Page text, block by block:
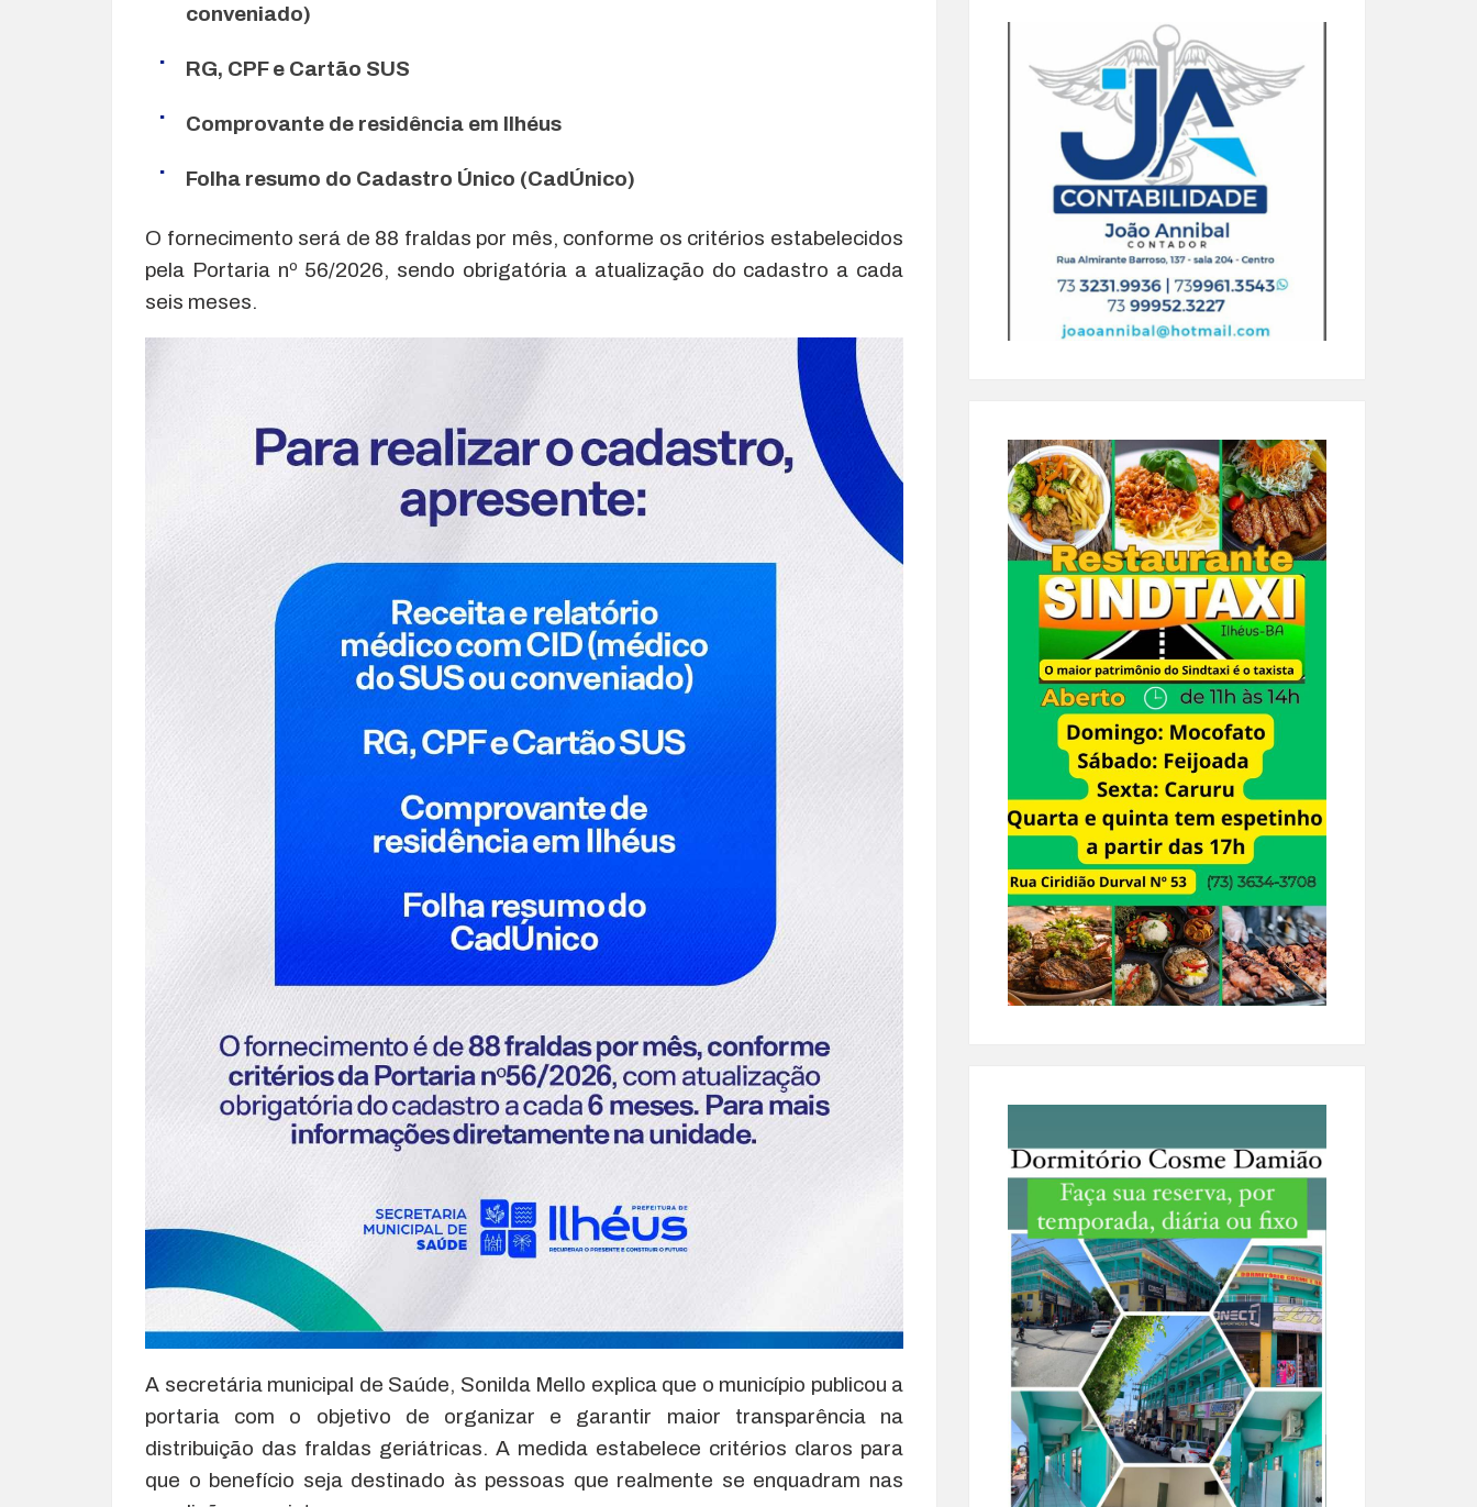
conveniado)
RG, CPF e Cartão SUS
Comprovante de residência em Ilhéus
Folha resumo do Cadastro Único (CadÚnico)
O fornecimento será de 88 fraldas por mês, conforme os critérios estabelecidos
pela Portaria nº 56/2026, sendo obrigatória a atualização do cadastro a cada
seis meses.
A secretária municipal de Saúde, Sonilda Mello explica que o município publicou a
portaria com o objetivo de organizar e garantir maior transparência na
distribuição das fraldas geriátricas. A medida estabelece critérios claros para
que o benefício seja destinado às pessoas que realmente se enquadram nas